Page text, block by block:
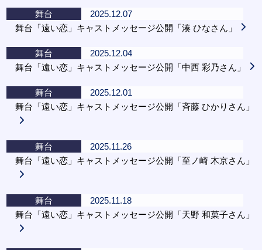
舞台
2025.12.07
舞台「遠い恋」キャストメッセージ公開「湊 ひなさん」
舞台
2025.12.04
舞台「遠い恋」キャストメッセージ公開「中西 彩乃さん」
舞台
2025.12.01
舞台「遠い恋」キャストメッセージ公開「斉藤 ひかりさん」
舞台
2025.11.26
舞台「遠い恋」キャストメッセージ公開「至ノ崎 木京さん」
舞台
2025.11.18
舞台「遠い恋」キャストメッセージ公開「天野 和菓子さん」